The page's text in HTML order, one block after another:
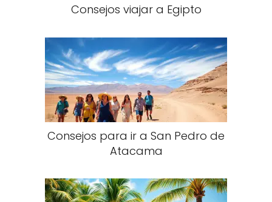
Consejos viajar a Egipto
Consejos para ir a San Pedro de
Atacama